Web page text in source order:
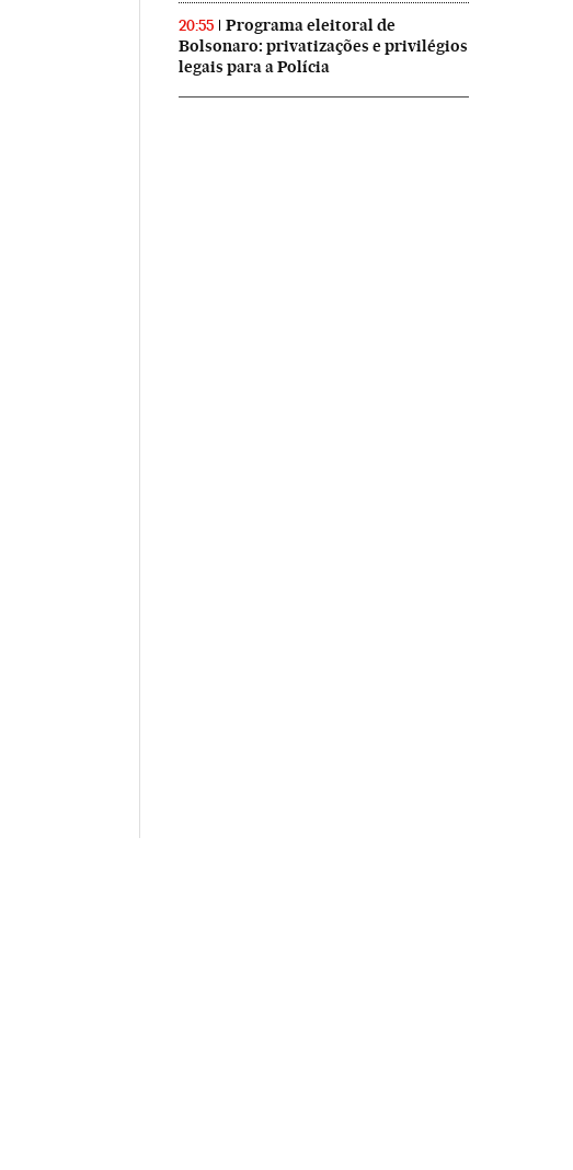
20:55
Programa eleitoral de
Bolsonaro: privatizações e privilégios
legais para a Polícia